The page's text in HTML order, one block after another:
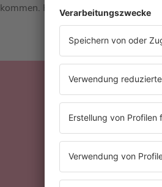
kommen. Hier könnt ihr die Podcast-